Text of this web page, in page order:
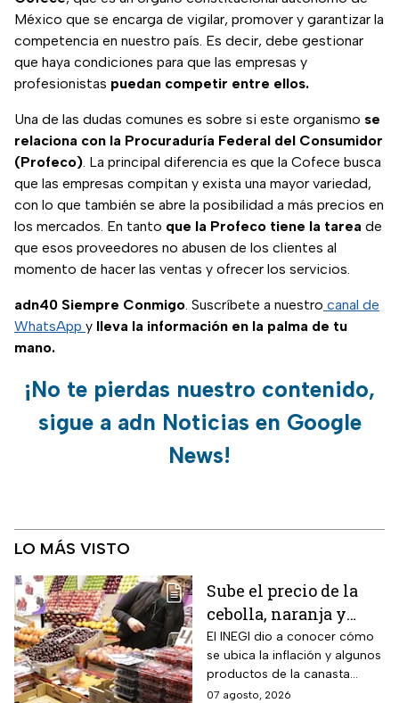
México que se encarga de vigilar, promover y garantizar la
competencia en nuestro país. Es decir, debe gestionar
que haya condiciones para que las empresas y
profesionistas puedan competir entre ellos.
Una de las dudas comunes es sobre si este organismo se
relaciona con la Procuraduría Federal del Consumidor
(Profeco). La principal diferencia es que la Cofece busca
que las empresas compitan y exista una mayor variedad,
con lo que también se abre la posibilidad a más precios en
los mercados. En tanto que la Profeco tiene la tarea de
que esos proveedores no abusen de los clientes al
momento de hacer las ventas y ofrecer los servicios.
adn40 Siempre Conmigo. Suscríbete a nuestro canal de
WhatsApp y lleva la información en la palma de tu
mano.
¡No te pierdas nuestro contenido,
sigue a adn Noticias en Google
News!
LO MÁS VISTO
Sube el precio de la
cebolla, naranja y
otros alimentos de la
canasta básica por la
inflación
El INEGI dio a conocer cómo
se ubica la inflación y algunos
productos de la canasta
básica incrementaron sus
07 agosto, 2026